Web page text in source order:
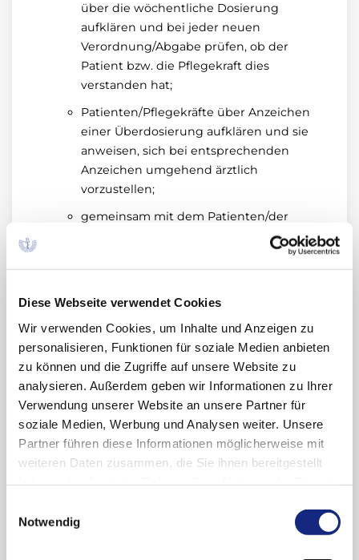
Diese Webseite verwendet Cookies
Wir verwenden Cookies, um Inhalte und Anzeigen zu
personalisieren, Funktionen für soziale Medien anbieten
zu können und die Zugriffe auf unsere Website zu
analysieren. Außerdem geben wir Informationen zu Ihrer
Verwendung unserer Website an unsere Partner für
soziale Medien, Werbung und Analysen weiter. Unsere
Partner führen diese Informationen möglicherweise mit
weiteren Daten zusammen, die Sie ihnen bereitgestellt
Cookies, wenn Sie unsere Webseite weiterhin
Notwendig
über die wöchentliche Dosierung
aufklären und bei jeder neuen
Verordnung/Abgabe prüfen, ob der
Patient bzw. die Pflegekraft dies
verstanden hat;
Patienten/Pflegekräfte über Anzeichen
einer Überdosierung aufklären und sie
anweisen, sich bei entsprechenden
Anzeichen umgehend ärztlich
vorzustellen;
gemeinsam mit dem Patienten/der
Pflegekraft den Wochentag festlegen, an
dem Methotrexat angewendet wird.
Krebserkrankungen und
Autoimmunerkrankungen zugelassen. Zur
Behandlung von Krebserkrankungen kann eine
tägliche Verabreichung erforderlich sein. Bei
Autoimmunerkrankungen wie rheumatoider
Arthritis, Psoriasis und Morbus Crohn erfolgt die
Anwendung wöchentlich. Trotz existierender
Maßnahmen zur Risikominderung werden
weiterhin Fälle einer täglichen anstatt
wöchentlichen Anwendung gemeldet. Nach
daher weitere Maßnahmen zur Vermeidung von